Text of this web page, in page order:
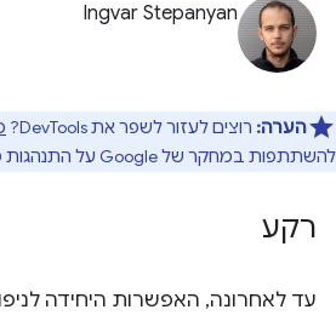
Ingvar Stepanyan
הערה: רוצים לעזור לשפר את DevTools?
להשתתפות במחקר של Google על התנהגות משתמשים.
רקע
עד לאחרונה, האפשרות היחידה